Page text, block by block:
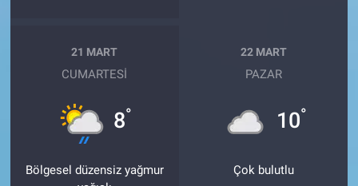
21 MART
CUMARTESI
8°
Bölgesel düzensiz yağmur
22 MART
PAZAR
10°
Çok bulutlu